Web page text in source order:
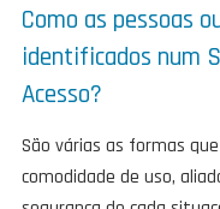
Como as pessoas
identificados num
Acesso?
São várias as formas
comodidade de uso,